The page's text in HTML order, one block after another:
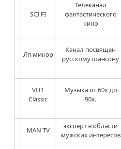
SCI FI
Телеканал
фантастического
кино
Ля-минор
Канал посвящен
русскому шансону
VH1
Classic
Музыка от 60х до
90х.
MAN TV
эксперт в области
мужских интересов